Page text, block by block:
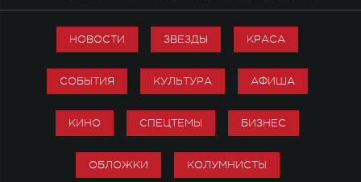
НОВОСТИ ЗВЕЗДЫ КРАСА
СОБЫТИЯ КУЛЬТУРА АФИША
КИНО СПЕЦТЕМЫ БИЗНЕС
ОБЛОЖКИ КОЛУМНИСТЫ